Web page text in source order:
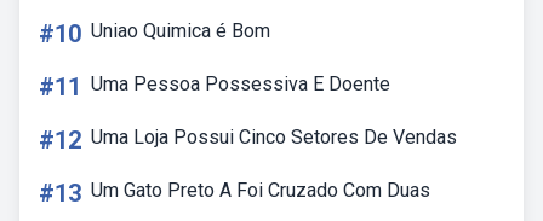
#10 Uniao Quimica é Bom
#11 Uma Pessoa Possessiva E Doente
#12 Uma Loja Possui Cinco Setores De Vendas
#13 Um Gato Preto A Foi Cruzado Com Duas